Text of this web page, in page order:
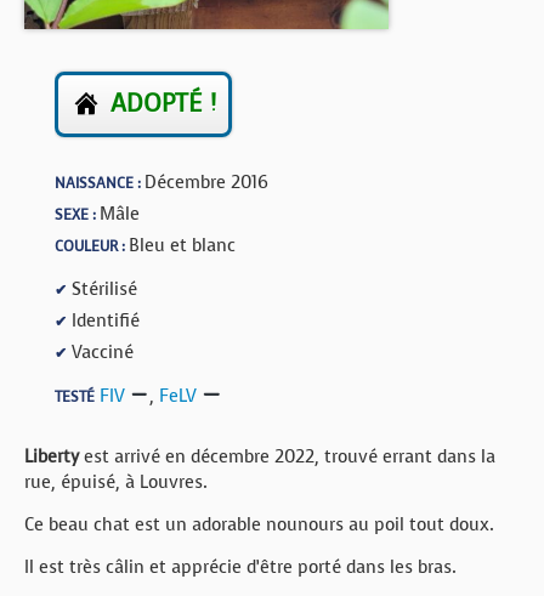
BOUTIQUE
FORUM
ADOPTÉ !
NAISSANCE : Décembre 2016
SEXE : Mâle
COULEUR : Bleu et blanc
✔ Stérilisé
✔ Identifié
✔ Vacciné
TESTÉ FIV , FeLV
Libertyest arrivé en décembre 2022, trouvé errant dans la
rue, épuisé, à Louvres.
Ce beau chat est un adorable nounours au poil tout doux.
Il est très câlin et apprécie d’être porté dans les bras.